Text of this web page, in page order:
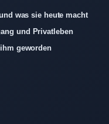
was sie heute macht
und Privatleben
geworden